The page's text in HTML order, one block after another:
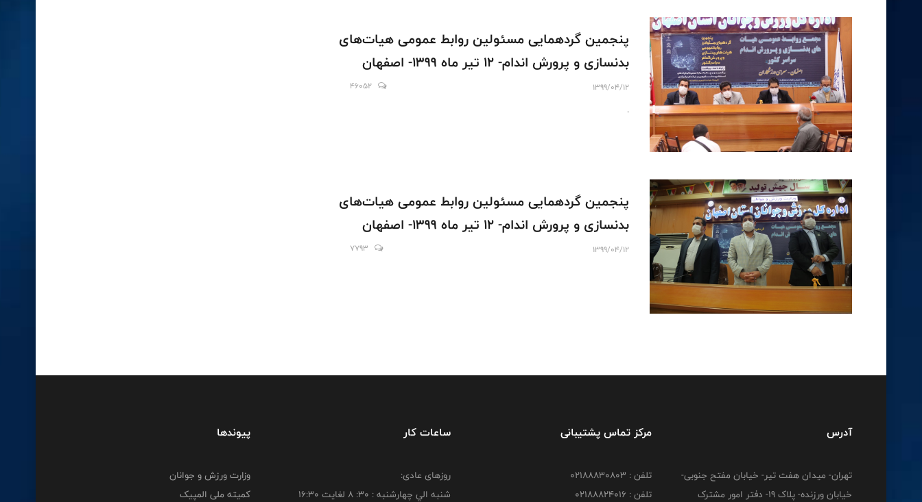
پنجمین گردهمایی مسئولین روابط عمومی هیات‌های
بدنسازی و پرورش اندام- 12 تیر ماه 1399- اصفهان
1399/04/12
46052
.
پنجمین گردهمایی مسئولین روابط عمومی هیات‌های
بدنسازی و پرورش اندام- 12 تیر ماه 1399- اصفهان
1399/04/12
7793
آدرس
تهران- میدان هفت تیر- خیابان مفتح جنوبی-
خیابان ورزنده- پلاک 19- دفتر امور مشترک
مرکز تماس پشتیبانی
تلفن : 02188830803
تلفن : 02188824016
ساعات کار
روزهای عادی:
شنبه الي چهارشنبه : 30: 8 لغايت 16:30
پیوندها
وزارت ورزش و جوانان
کمیته ملی المپیک